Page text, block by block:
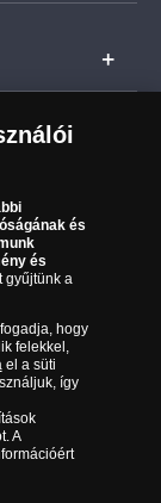
és 17.00
és
és
gyűjtünk a
hogy
felekkel,
el a süti
így
A